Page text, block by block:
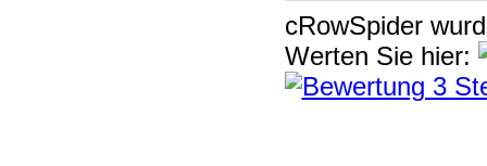
cRowSpider
Werten Sie hier: